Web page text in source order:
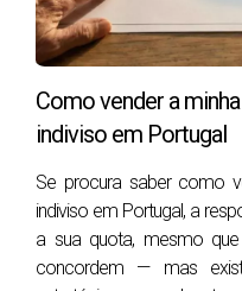
O que é
fotos e visitas?
que apoios existem)?
Preciso de licença
(RJUE explicado
Que documentos e
baixam propostas?
Plano de 7/14/30
Como vender a
indiviso em Portugal
­Se procura saber como
indiviso em Portugal, a
a sua quota, mesmo
concordem — mas